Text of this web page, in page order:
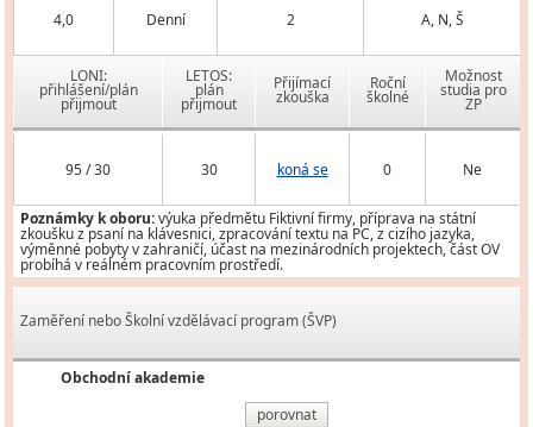
4,0 Denní 2 A, N, Š
LONI:
přihlášení/plán
přijmout
LETOS:
plán
přijmout
Přijímací
zkouška
Roční
školné
Možnost
studia pro
ZP
95 / 30 30 koná se 0 Ne
Poznámky k oboru:výuka předmětu Fiktivní firmy, příprava na státní
zkoušku z psaní na klávesnici, zpracování textu na PC, z cizího jazyka,
výměnné pobyty v zahraničí, účast na mezinárodních projektech, část OV
probíhá v reálném pracovním prostředí.
Zaměření nebo Školní vzdělávací program (ŠVP)
Obchodní akademie
porovnat